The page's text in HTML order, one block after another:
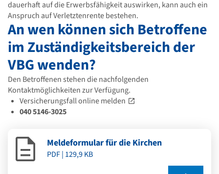
dauerhaft auf die Erwerbsfähigkeit auswirken, kann auch ein
Anspruch auf Verletztenrente bestehen.
An wen können sich Betroffene
im Zuständigkeitsbereich der
VBG wenden?
Den Betroffenen stehen die nachfolgenden
Kontaktmöglichkeiten zur Verfügung.
Versicherungsfall online melden
040 5146-3025
Meldeformular für die Kirchen
PDF | 129,9 KB